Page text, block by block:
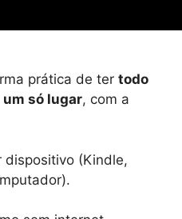
prática de ter todo
só lugar, com a
dispositivo (Kindle,